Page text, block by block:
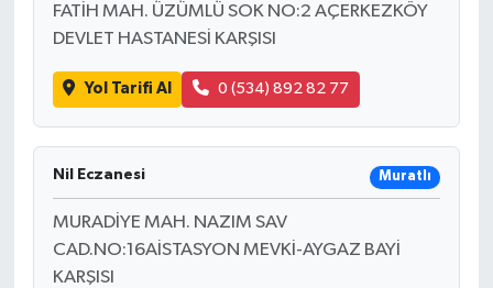
FATİH MAH. ÜZÜMLÜ SOK NO:2 AÇERKEZKÖY
DEVLET HASTANESİ KARŞISI
Yol Tarifi Al 0 (534) 892 82 77
Nil Eczanesi Muratlı
MURADİYE MAH. NAZIM SAV
CAD.NO:16AİSTASYON MEVKİ-AYGAZ BAYİ
KARŞISI